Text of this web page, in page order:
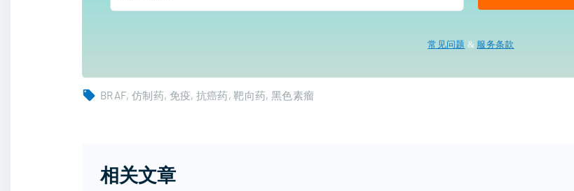
常见问题 & 服务条款
BRAF 仿制药 免疫 抗癌药 靶向药 黑色素瘤
相关文章